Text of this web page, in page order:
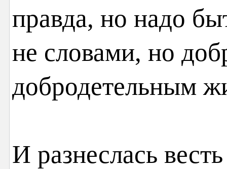
правда, но надо
не словами, но
добродетельным
И разнеслась